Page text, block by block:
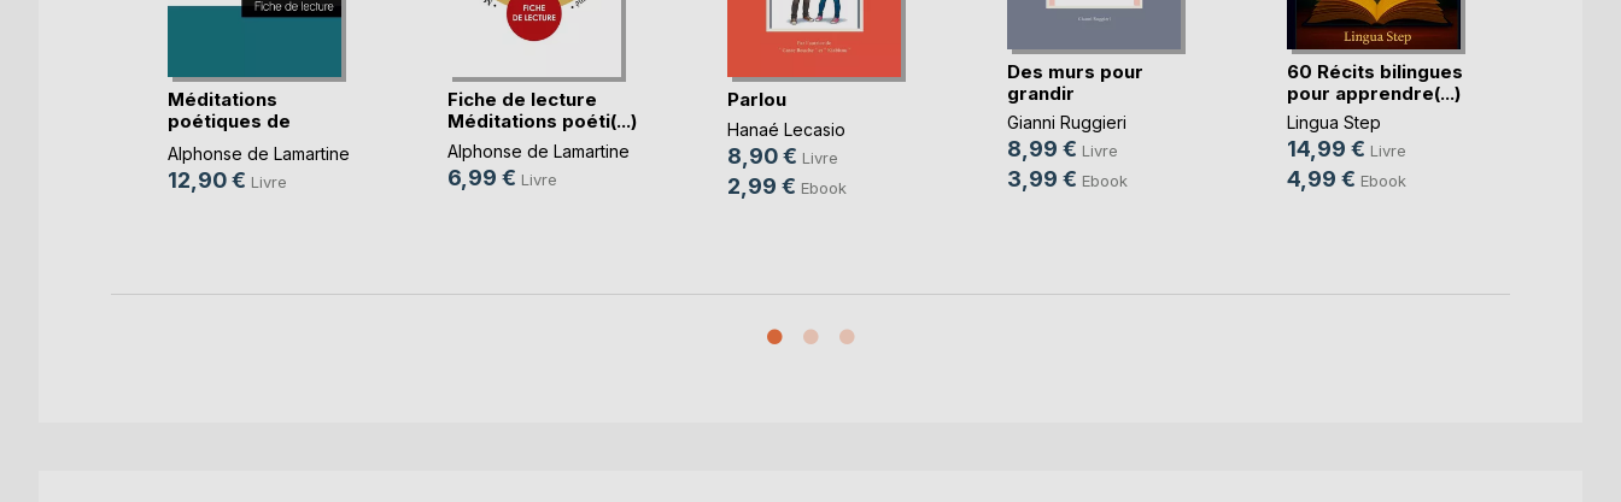
Méditations
poétiques de
Lamartine(...)
Alphonse de Lamartine
12,90 € Livre
Fiche de lecture
Méditations poéti(...)
Alphonse de Lamartine
6,99 € Livre
Parlou
Hanaé Lecasio
8,90 € Livre
2,99 € Ebook
Des murs pour
grandir
Gianni Ruggieri
8,99 € Livre
3,99 € Ebook
60 Récits bilingues
pour apprendre(...)
Lingua Step
14,99 € Livre
4,99 € Ebook